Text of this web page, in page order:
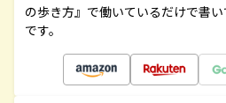
の歩き方』で働いているだけで書
です。